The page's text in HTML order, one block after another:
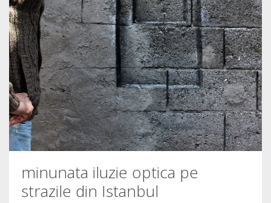
minunata iluzie optica pe
strazile din Istanbul